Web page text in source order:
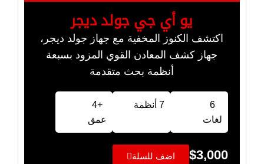
يو أي جي جولد ديجر
اكتشف الكنوز المخفية مع جهاز جولد ديجر،
جهاز كشف المعادن القوي المزود بسبعة
أنظمة بحث متقدمة
6
لغات
7 أنظمة
+4
عمق
$3,000 اضف للسلة